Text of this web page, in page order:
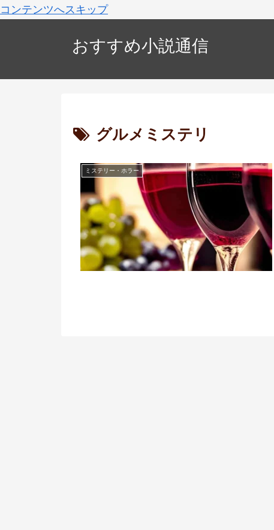
コンテンツへスキップ
おすすめ小説通信
グルメミステリ
ミステリー・ホラー